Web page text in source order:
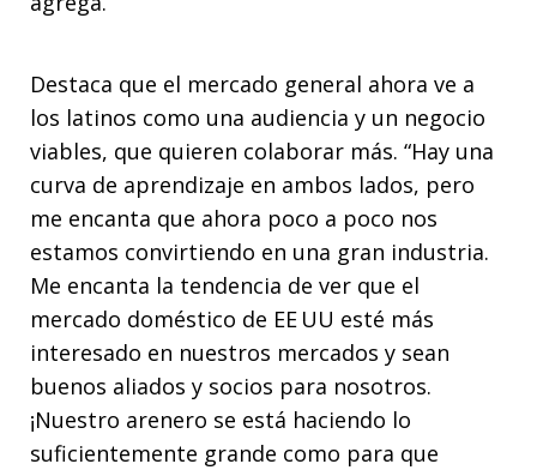
Destaca que el mercado general ahora ve a
los latinos como una audiencia y un negocio
viables, que quieren colaborar más. “Hay una
curva de aprendizaje en ambos lados, pero
me encanta que ahora poco a poco nos
estamos convirtiendo en una gran industria.
Me encanta la tendencia de ver que el
mercado doméstico de EE UU esté más
interesado en nuestros mercados y sean
buenos aliados y socios para nosotros.
¡Nuestro arenero se está haciendo lo
suficientemente grande como para que